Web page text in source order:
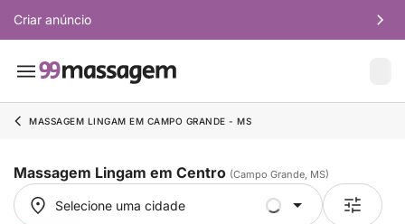
Criar anúncio
MASSAGEM LINGAM EM CAMPO GRANDE - MS
Massagem Lingam em Centro (Campo Grande, MS)
Selecione uma cidade
Selecione uma cidade